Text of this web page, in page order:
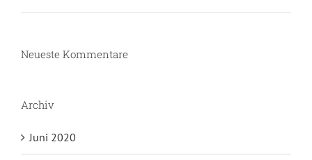
Neueste Kommentare
Archiv
Juni 2020